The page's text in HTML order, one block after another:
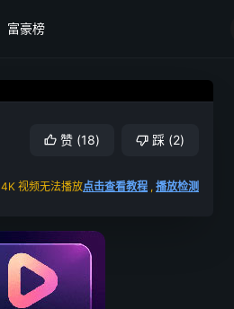
富豪榜
赞 (18) 踩 (2)
4K 视频无法播放点击查看教程 , 播放检测